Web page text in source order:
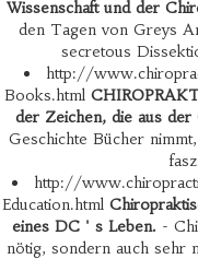
Wissenschaft und der
den Tagen von Greys
secretous
http://
Books.html
der Zeichen, die aus
Geschichte Bücher
http://
Education.html
eines DC ' s Leben. -
nötig, sondern auch sehr